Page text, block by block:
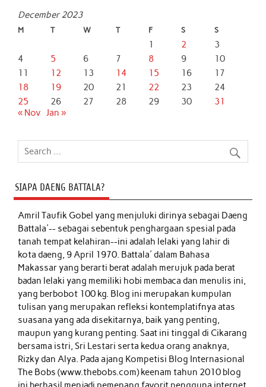
December 2023
M T W T F S S
1 2
3
4
5 6 7 8 9
10
11
12 13 14 15 16
17
18
19 20 21 22 23
24
25
26 27 28 29 30
31
« Nov
Jan »
SIAPA DAENG BATTALA?
Amril Taufik Gobelyang menjuluki dirinya sebagai Daeng
Battala'-- sebagai sebentuk penghargaan spesial pada
tanah tempat kelahiran--ini adalah lelaki yang lahir di
kota daeng, 9 April 1970. Battala' dalam Bahasa
Makassar yang berarti berat adalah merujuk pada berat
badan lelaki yang memiliki hobi membaca dan menulis ini,
yang berbobot 100 kg. Blog ini merupakan kumpulan
tulisan yang merupakan refleksi kontemplatifnya atas
suasana yang ada disekitarnya, baik yang penting,
maupun yang kurang penting. Saat ini tinggal di Cikarang
bersama istri, Sri Lestari serta kedua orang anaknya,
Rizky dan Alya. Pada ajang Kompetisi Blog Internasional
The Bobs (www.thebobs.com) keenam tahun 2010 blog